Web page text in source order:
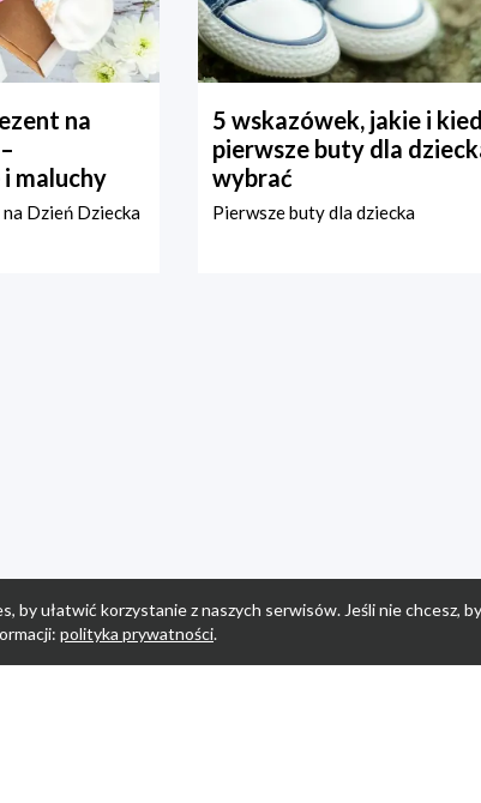
na
maluchy
Dzień Dziecka
5 wskazówek, jakie i
pierwsze buty dla
wybrać
Pierwsze buty dla dziecka
by ułatwić korzystanie z naszych serwisów. Jeśli nie chcesz,
polityka prywatności.